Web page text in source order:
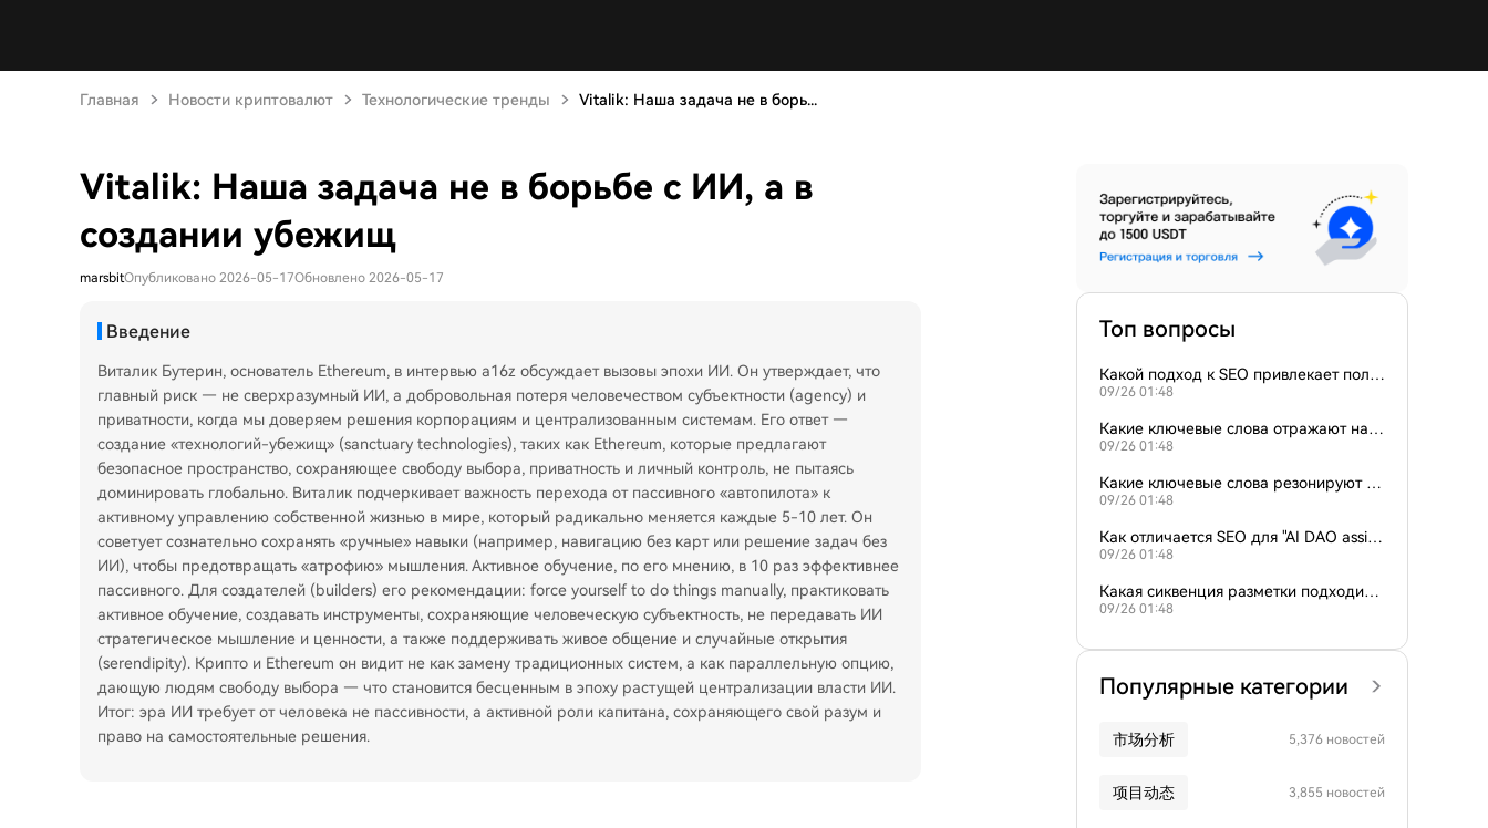
Главная Новости криптовалют Технологические тренды Vitalik: Наша задача не в борь...
Vitalik: Наша задача не в борьбе с ИИ, а в
создании убежищ
marsbitОпубликовано 2026-05-17Обновлено 2026-05-17
Введение
Виталик Бутерин, основатель Ethereum, в интервью a16z обсуждает вызовы эпохи ИИ. Он утверждает, что
главный риск — не сверхразумный ИИ, а добровольная потеря человечеством субъектности (agency) и
приватности, когда мы доверяем решения корпорациям и централизованным системам. Его ответ —
создание «технологий-убежищ» (sanctuary technologies), таких как Ethereum, которые предлагают
безопасное пространство, сохраняющее свободу выбора, приватность и личный контроль, не пытаясь
доминировать глобально. Виталик подчеркивает важность перехода от пассивного «автопилота» к
активному управлению собственной жизнью в мире, который радикально меняется каждые 5-10 лет. Он
советует сознательно сохранять «ручные» навыки (например, навигацию без карт или решение задач без
ИИ), чтобы предотвращать «атрофию» мышления. Активное обучение, по его мнению, в 10 раз эффективнее
пассивного. Для создателей (builders) его рекомендации: force yourself to do things manually, практиковать
активное обучение, создавать инструменты, сохраняющие человеческую субъектность, не передавать ИИ
стратегическое мышление и ценности, а также поддерживать живое общение и случайные открытия
(serendipity). Крипто и Ethereum он видит не как замену традиционных систем, а как параллельную опцию,
дающую людям свободу выбора — что становится бесценным в эпоху растущей централизации власти ИИ.
Итог: эра ИИ требует от человека не пассивности, а активной роли капитана, сохраняющего свой разум и
право на самостоятельные решения.
Топ вопросы
Какой подход к SEO привлекает польз
ователей, ищущих AI криптодашборд
09/26 01:48
Какие ключевые слова отражают нам
ерение для "AI криптовалютного нало
09/26 01:48
Какие ключевые слова резонируют с
пользователями, ищущими инструмент
09/26 01:48
Как отличается SEO для "AI DAO assist
ant" и "AI криптоголосование"?
09/26 01:48
Какая сиквенция разметки подходит д
ля веб-сайтов управления AI DAO?
09/26 01:48
Популярные категории
市场分析 5,376 новостей
项目动态 3,855 новостей